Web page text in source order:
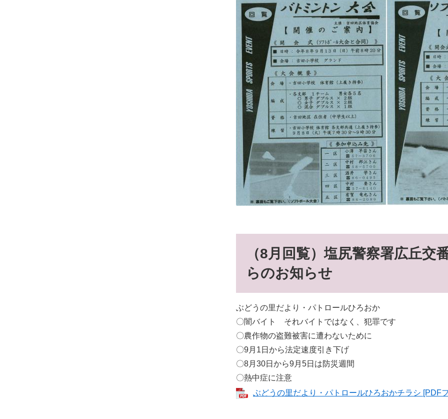
（8月回覧）塩尻警察署広丘交
らのお知らせ
ぶどうの里だより・パトロールひろおか
〇闇バイト それバイトではなく、犯罪です
〇農作物の盗難被害に遭わないために
〇9月1日から法定速度引き下げ
〇8月30日から9月5日は防災週間
〇熱中症に注意
ぶどうの里だより・パトロールひろおかチラシ [PDF